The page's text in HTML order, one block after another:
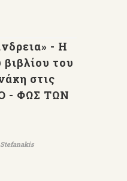
- Η
του
στις
- ΦΩΣ ΤΩΝ